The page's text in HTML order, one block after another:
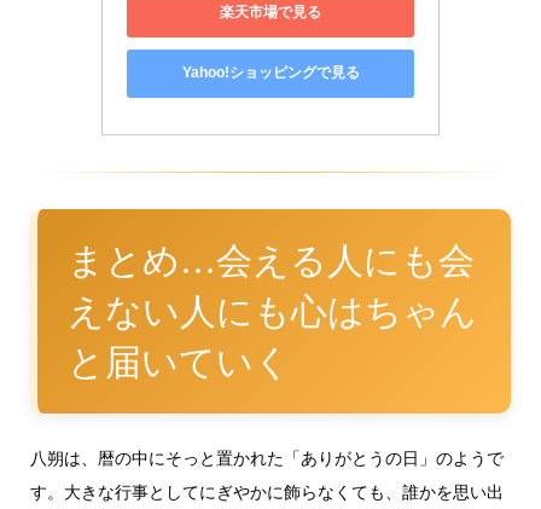
楽天市場で見る
Yahoo!ショッピングで見る
まとめ…会える人にも会
えない人にも心はちゃん
と届いていく
八朔は、暦の中にそっと置かれた「ありがとうの日」のようで
す。大きな行事としてにぎやかに飾らなくても、誰かを思い出